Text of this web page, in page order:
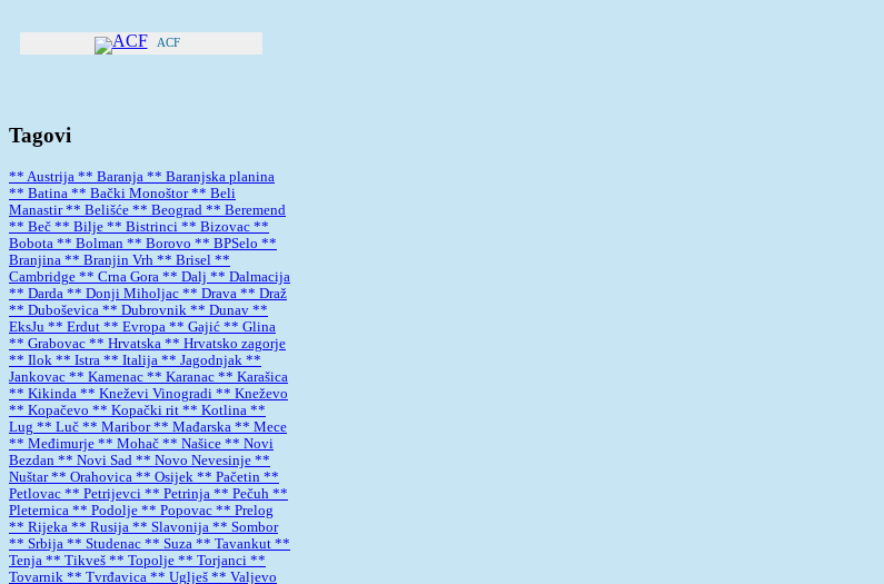
ACF
Tagovi
** Austrija ** Baranja ** Baranjska planina
** Batina ** Bački Monoštor** Beli
Manastir** Belišće ** Beograd ** Beremend
** Beč ** Bilje ** Bistrinci ** Bizovac **
Bobota ** Bolman ** Borovo ** BPSelo **
Branjina ** Branjin Vrh ** Brisel **
Cambridge ** Crna Gora ** Dalj ** Dalmacija
** Darda ** Donji Miholjac ** Drava ** Draž
** Duboševica ** Dubrovnik ** Dunav **
EksJu ** Erdut ** Evropa ** Gajić ** Glina
** Grabovac ** Hrvatska ** Hrvatsko zagorje
** Ilok ** Istra ** Italija ** Jagodnjak **
Jankovac ** Kamenac ** Karanac ** Karašica
** Kikinda ** Kneževi Vinogradi ** Kneževo
** Kopačevo ** Kopački rit ** Kotlina **
Lug ** Luč ** Maribor** Mađarska ** Mece
** Međimurje ** Mohač ** Našice ** Novi
Bezdan ** Novi Sad ** Novo Nevesinje **
Nuštar** Orahovica ** Osijek ** Pačetin **
Petlovac ** Petrijevci ** Petrinja ** Pečuh **
Pleternica ** Podolje ** Popovac ** Prelog
** Rijeka ** Rusija ** Slavonija ** Sombor
** Srbija ** Studenac ** Suza ** Tavankut **
Tenja ** Tikveš ** Topolje ** Torjanci **
Tovarnik ** Tvrđavica ** Uglješ ** Valjevo